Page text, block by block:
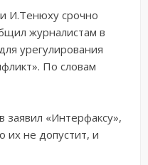
И.Тенюху срочно
журналистам в
урегулирования
По словам
заявил «Интерфаксу»,
их не допустит, и